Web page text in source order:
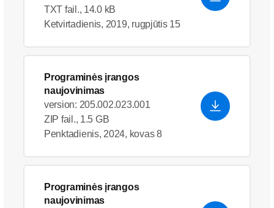
TXT fail., 14.0 kB
Ketvirtadienis, 2019, rugpjūtis 15
Programinės įrangos
naujovinimas
version: 205.002.023.001
ZIP fail., 1.5 GB
Penktadienis, 2024, kovas 8
Programinės įrangos
naujovinimas